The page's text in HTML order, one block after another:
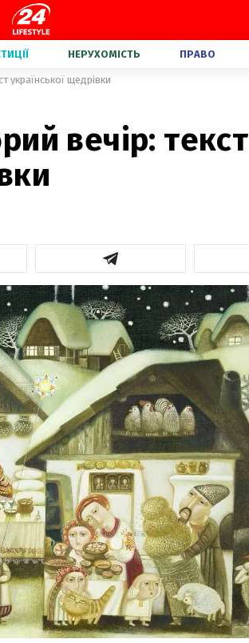
НЕРУХОМІСТЬ ПРАВО
української щедрівки
вечір: текст